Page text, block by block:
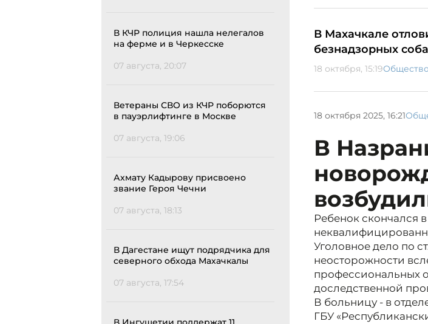
В КЧР полиция нашла нелегалов
на ферме и в Черкесске
07 августа, 20:07
Ветераны СВО из КЧР поборются
в пауэрлифтинге в Москве
07 августа, 19:06
Ахмату Кадырову присвоено
звание Героя Чечни
07 августа, 18:13
В Дагестане ищут подрядчика для
северного обхода Махачкалы
07 августа, 17:54
В Махачкале
безнадзорных
18 октября, 15:19
18 октября 2025, 16:21
В
Ребенок скончался
Уголовное дело по
неосторожности
профессиональных
доследственной
В больницу - в
ГБУ